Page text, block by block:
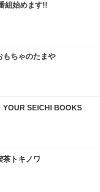
組始めます!!
もちゃのたまや
YOUR SEICHI BOOKS
茶トキノワ